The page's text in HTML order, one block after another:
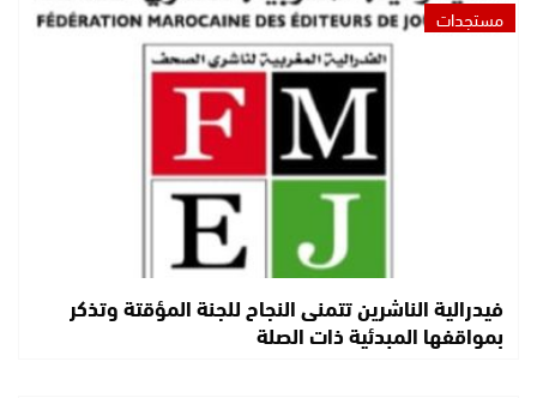
مستجدات
فيدرالية الناشرين تتمنى النجاح للجنة المؤقتة وتذكر
بمواقفها المبدئية ذات الصلة